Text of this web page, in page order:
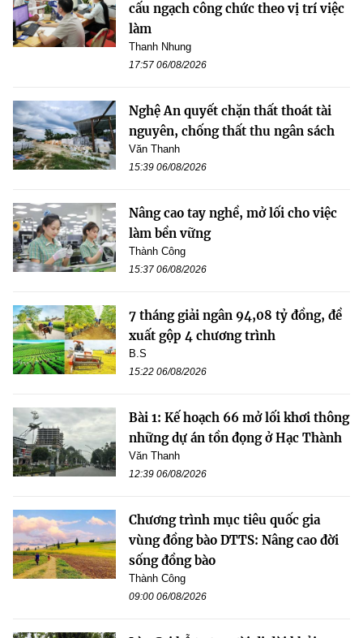
cấu ngạch công chức theo vị trí việc
làm
Thanh Nhung
17:57 06/08/2026
Nghệ An quyết chặn thất thoát tài
nguyên, chống thất thu ngân sách
Văn Thanh
15:39 06/08/2026
Nâng cao tay nghề, mở lối cho việc
làm bền vững
Thành Công
15:37 06/08/2026
7 tháng giải ngân 94,08 tỷ đồng, đề
xuất gộp 4 chương trình
B.S
15:22 06/08/2026
Bài 1: Kế hoạch 66 mở lối khơi thông
những dự án tồn đọng ở Hạc Thành
Văn Thanh
12:39 06/08/2026
Chương trình mục tiêu quốc gia
vùng đồng bào DTTS: Nâng cao đời
sống đồng bào
Thành Công
09:00 06/08/2026